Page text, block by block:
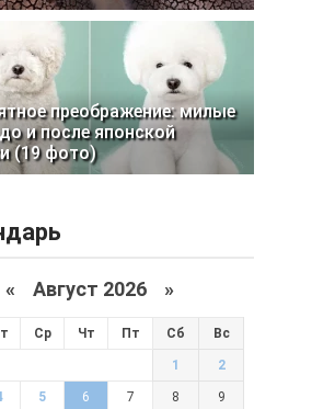
преображение: милые
и после японской
(19 фото)
« Август 2026 »
Ср Чт Пт Сб Вс
1 2
5 6 7 8 9